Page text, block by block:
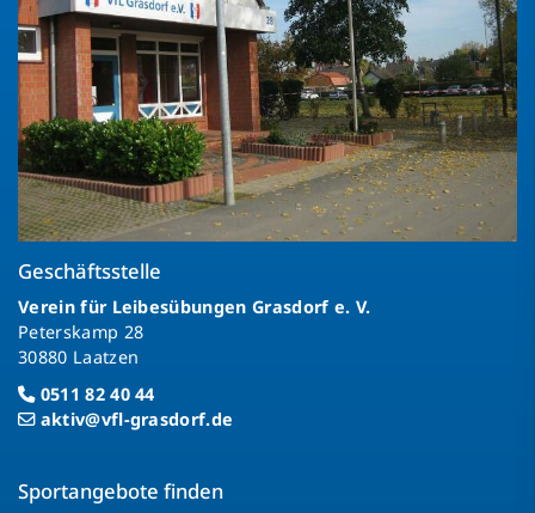
Geschäftsstelle
Verein für Leibesübungen Grasdorf e. V.
Peterskamp 28
30880 Laatzen
0511 82 40 44
aktiv@vfl-grasdorf.de
Sportangebote finden